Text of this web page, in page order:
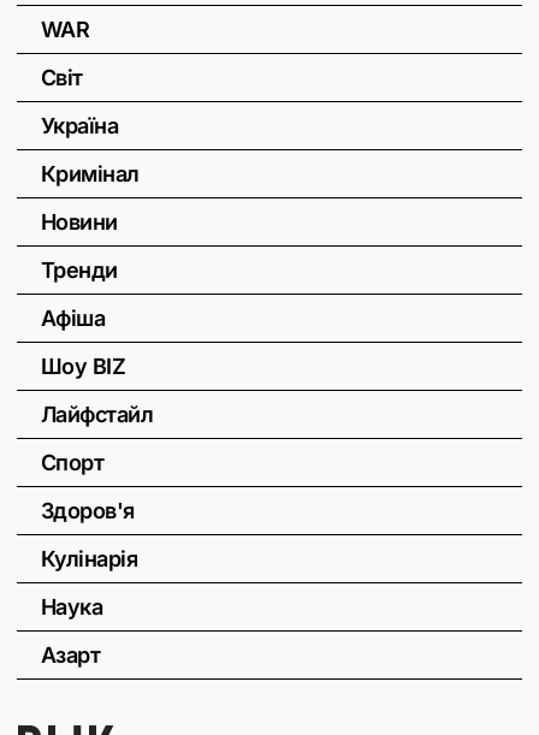
WAR
Світ
Україна
Кримінал
Новини
Тренди
Афіша
Шоу BIZ
Лайфстайл
Спорт
Здоров'я
Кулінарія
Наука
Азарт